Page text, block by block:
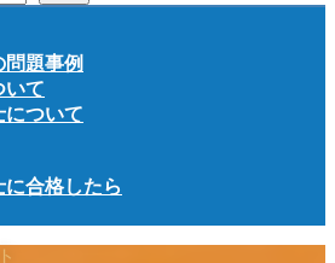
題事例
いて
について
合格したら